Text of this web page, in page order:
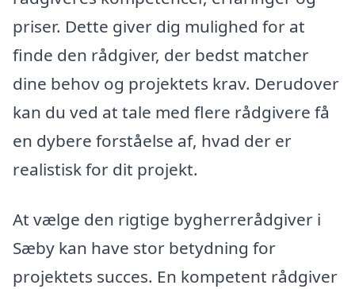
priser. Dette giver dig mulighed for at
finde den rådgiver, der bedst matcher
dine behov og projektets krav. Derudover
kan du ved at tale med flere rådgivere få
en dybere forståelse af, hvad der er
realistisk for dit projekt.
At vælge den rigtige bygherrerådgiver i
Sæby kan have stor betydning for
projektets succes. En kompetent rådgiver